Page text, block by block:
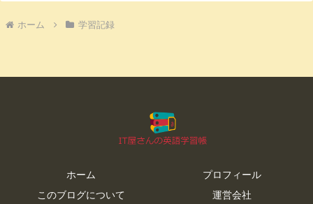
ホーム 学習記録
ホーム
プロフィール
このブログについて
運営会社